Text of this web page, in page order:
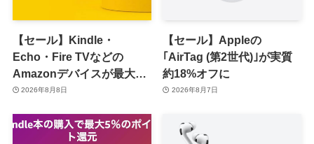
【セール】Kindle・
Echo・Fire TVなどの
Amazonデバイスが最大
31%オフに
2026年8月8日
【セール】Appleの
｢AirTag (第2世代)｣が実質
約18%オフに
2026年8月7日